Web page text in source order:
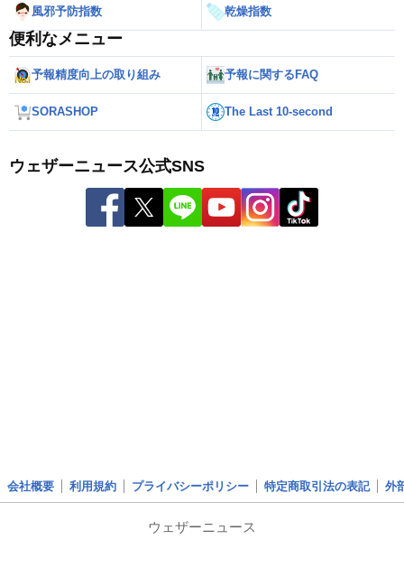
風邪予防指数 乾燥指数
便利なメニュー
予報精度向上の取り組み 予報に関するFAQ
SORASHOP The Last 10-second
ウェザーニュース公式SNS
会社概要 利用規約 プライバシーポリシー 特定商取引法の表記 外
ウェザーニュース